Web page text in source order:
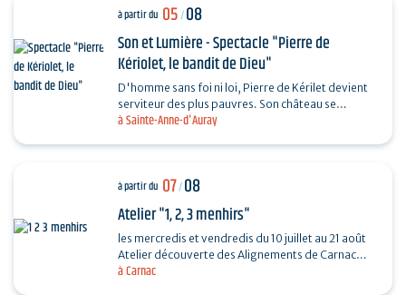
à Sainte-Anne-d'Auray
à partir du 05/08
Son et Lumière - Spectacle "Pierre de
Kériolet, le bandit de Dieu"
D'homme sans foi ni loi, Pierre de Kérilet devient
serviteur des plus pauvres. Son château se
transforme en refuge, sa vie en offrande.
à Carnac
à partir du 07/08
Atelier "1, 2, 3 menhirs"
les mercredis et vendredis du 10 juillet au 21 août
Atelier découverte des Alignements de Carnac
destiné aux enfants de 4 à 6 ans en compagnie